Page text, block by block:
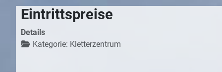
Eintrittspreise
Details
Kategorie: Kletterzentrum